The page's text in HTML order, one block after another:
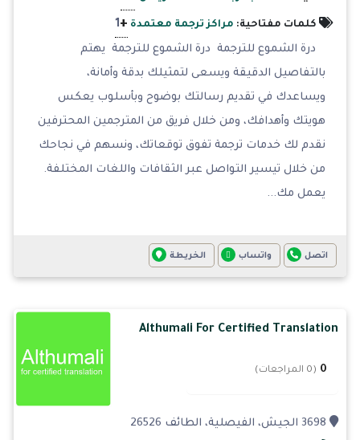
كلمات مفتاحية: مراكز ترجمة معتمدة +
1
درة الشموع للترجمة درة الشموع للترجمة يهتم
بالتفاصيل الدقيقة ويسعى لتمثيلك بدقة وأمانة،
ويساعدك في تقديم رسالتك بوضوح وبأسلوب يعكس
هويتك وأهدافك، ومن خلال فريق من المترجمين المحترفين
نقدم لك خدمات ترجمة تفوق توقعاتك، ونسهم في نجاحك
من خلال تيسير التواصل عبر الثقافات واللغات المختلفة.
يعمل مك...
اتصل واتساب الخريطة
Althumali For Certified Translation
0 (0 المراجعات)